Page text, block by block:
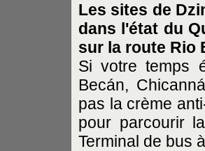
Les sites de
dans l'état du
sur la route Rio
Si votre temps
Becán,
pas la crème
pour parcourir
Terminal de bus